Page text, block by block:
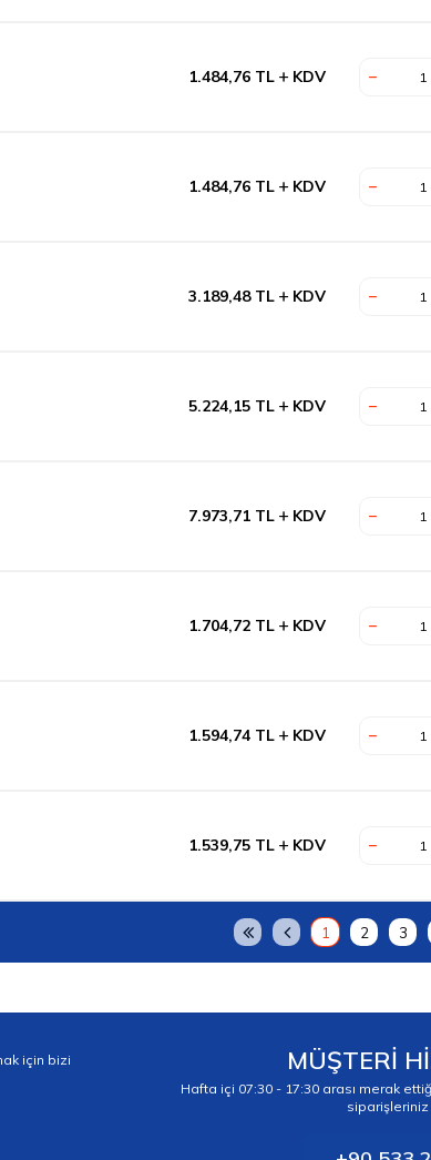
1.484,76 TL KDV
1.484,76 TL KDV
3.189,48TL KDV
5.224,15 TL KDV
7.973,71 TL KDV
1.704,72 TL KDV
1.594,74 TL KDV
1.539,75 TL KDV
1 2 3
için bizi
MÜŞTERİ
Hafta içi 07:30 - 17:30 arası merak